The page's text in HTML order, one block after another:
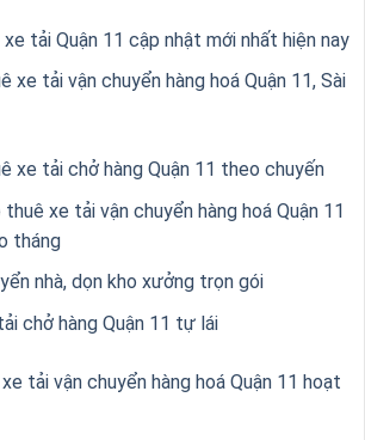
tải Quận 11 cập nhật mới nhất hiện nay
xe tải vận chuyển hàng hoá Quận 11, Sài
xe tải chở hàng Quận 11 theo chuyến
thuê xe tải vận chuyển hàng hoá Quận 11
tháng
nhà, dọn kho xưởng trọn gói
chở hàng Quận 11 tự lái
tải vận chuyển hàng hoá Quận 11 hoạt